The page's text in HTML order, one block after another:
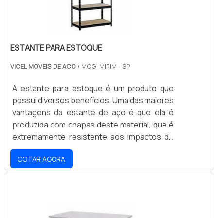
ESTANTE PARA ESTOQUE
VICEL MOVEIS DE ACO / MOGI MIRIM - SP
A estante para estoque é um produto que
possui diversos benefícios. Uma das maiores
vantagens da estante de aço é que ela é
produzida com chapas deste material, que é
extremamente resistente aos impactos do
dia a dia nos estoques.Benefícios e qualidade
do produtoPor isso ela é ideal para auxiliar no
armazenamento de produtos nesses
produtos. Essa é uma excelente alternativa
COTAR AGORA